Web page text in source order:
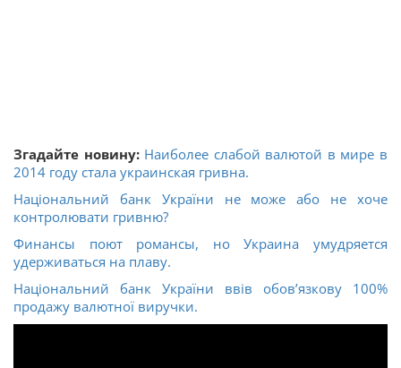
Згадайте новину: Наиболее слабой валютой в мире в
2014 году стала украинская гривна.
Національний банк України не може або не хоче
контролювати гривню?
Финансы поют романсы, но Украина умудряется
удерживаться на плаву.
Національний банк України ввів обов’язкову 100%
продажу валютної виручки.